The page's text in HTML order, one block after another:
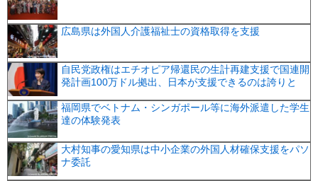
広島県は外国人介護福祉士の資格取得を支援
自民党政権はエチオピア帰還民の生計再建支援で国連開
発計画100万ドル拠出、日本が支援できるのは誇りと
福岡県でベトナム・シンガポール等に海外派遣した学生
達の体験発表
大村知事の愛知県は中小企業の外国人材確保支援をパソ
ナ委託